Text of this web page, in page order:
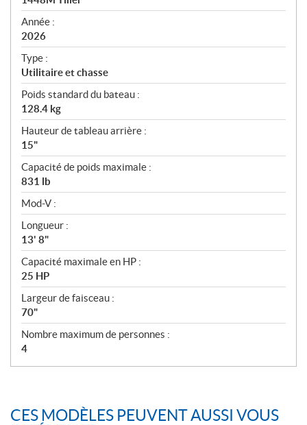
i
f
i
c
a
t
i
o
n
s
Année :
2026
Type :
Utilitaire et chasse
Poids standard du bateau :
128.4 kg
Hauteur de tableau arrière :
15"
Capacité de poids maximale :
831 lb
Mod-V :
Longueur :
13' 8"
Capacité maximale en HP :
25 HP
Largeur de faisceau :
70"
Nombre maximum de personnes :
4
CES MODÈLES PEUVENT AUSSI VOUS